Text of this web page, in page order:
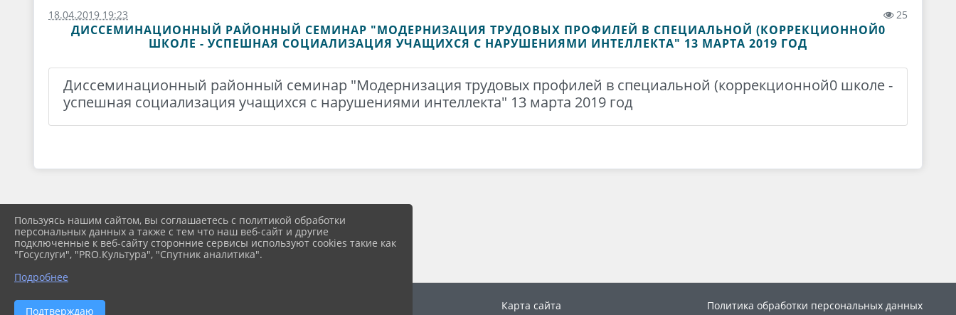
18.04.2019 19:23 25
ДИССЕМИНАЦИОННЫЙ РАЙОННЫЙ СЕМИНАР "МОДЕРНИЗАЦИЯ ТРУДОВЫХ ПРОФИЛЕЙ В СПЕЦИАЛЬНОЙ (КОРРЕКЦИОННОЙ0
ШКОЛЕ - УСПЕШНАЯ СОЦИАЛИЗАЦИЯ УЧАЩИХСЯ С НАРУШЕНИЯМИ ИНТЕЛЛЕКТА" 13 МАРТА 2019 ГОД
Диссеминационный районный семинар "Модернизация трудовых профилей в специальной (коррекционной0 школе -
успешная социализация учащихся с нарушениями интеллекта" 13 марта 2019 год
2026 г. internatkril.webo-web.ru Карта сайта Политика обработки персональных данных
Пользуясь нашим сайтом, вы соглашаетесь с политикой обработки
персональных данных а также с тем что наш веб-сайт и другие
подключенные к веб-сайту сторонние сервисы используют cookies такие как
"Госуслуги", "PRO.Культура", "Спутник аналитика".
Подробнее
Подтверждаю